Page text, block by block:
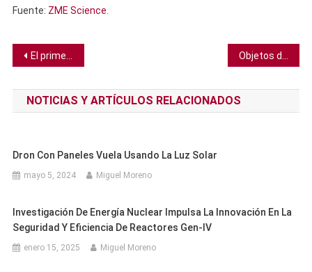
Fuente: ZME Science
Navegación
de
entradas
El primer cohete privado español despega de forma exitosa
NOTICIAS Y ARTÍCULOS RELACIONADOS
Dron Con Paneles Vuela Usando La Luz Solar
mayo 5, 2024 Miguel Moreno
Investigación De Energía Nuclear Impulsa La Innovación En La
Seguridad Y Eficiencia De Reactores Gen-IV
enero 15, 2025 Miguel Moreno